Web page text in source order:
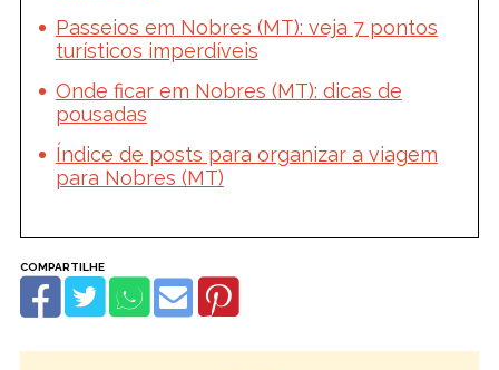
Passeios em Nobres (MT): veja 7 pontos
turísticos imperdíveis
Onde ficar em Nobres (MT): dicas de
pousadas
Índice de posts para organizar a viagem
para Nobres (MT)